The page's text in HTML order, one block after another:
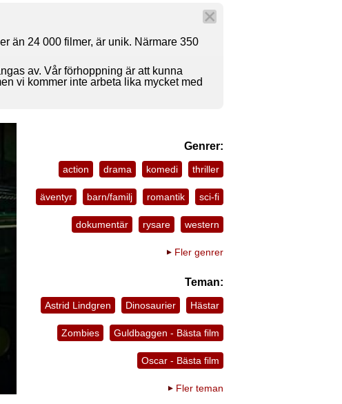
än 24 000 filmer, är unik. Närmare 350
av. Vår förhoppning är att kunna
vi kommer inte arbeta lika mycket med
Genrer:
action drama komedi thriller
äventyr barn/familj romantik sci-fi
dokumentär rysare western
Fler genrer
Teman:
Astrid Lindgren Dinosaurier Hästar
Zombies Guldbaggen - Bästa film
Oscar - Bästa film
Fler teman